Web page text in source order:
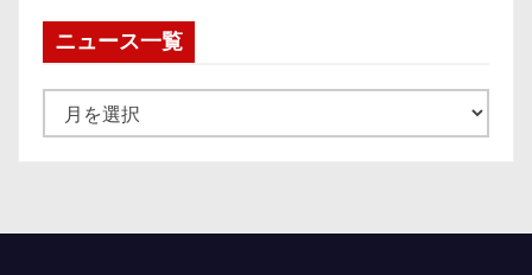
ニュース一覧
ュ
一